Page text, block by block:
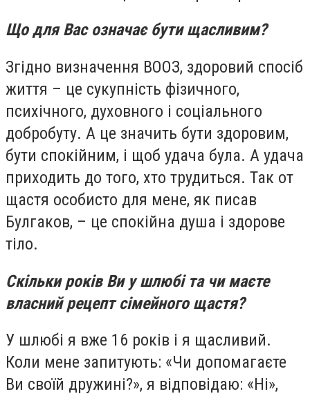
Що для Вас означає бути щасливим?
Згідно визначення ВООЗ, здоровий спосіб
життя – це сукупність фізичного,
психічного, духовного і соціального
добробуту. А це значить бути здоровим,
бути спокійним, і щоб удача була. А удача
приходить до того, хто трудиться. Так от
щастя особисто для мене, як писав
Булгаков, – це спокійна душа і здорове
тіло.
Скільки років Ви у шлюбі та чи маєте
власний рецепт сімейного щастя?
У шлюбі я вже 16 років і я щасливий.
Коли мене запитують: «Чи допомагаєте
Ви своїй дружині?», я відповідаю: «Ні»,